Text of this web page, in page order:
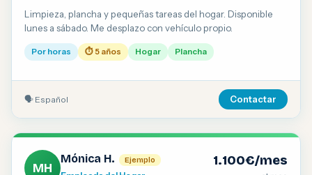
Limpieza, plancha y pequeñas tareas del hogar. Disponible
lunes a sábado. Me desplazo con vehículo propio.
Por horas ⏱ 5 años Hogar Plancha
🗣 Español Contactar
MH
Mónica H. Ejemplo 1.100€/mes